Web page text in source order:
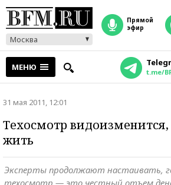
Москва
прямой
эфир
МЕНЮ t.me/
31 мая 2011, 12:01
Техосмотр
жить
Эксперты продолжают настаивать,
техосмотр — это честный отъем